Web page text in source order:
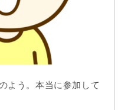
よう。本当に参加して